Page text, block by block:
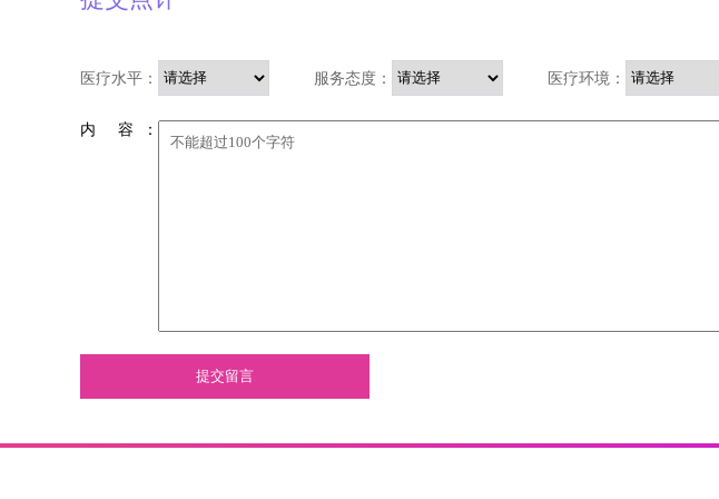
医疗水平： 服务态度： 医疗环境：
内 容 ：
提交留言